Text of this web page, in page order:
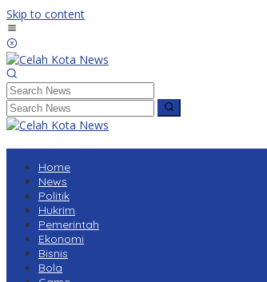
Skip to content
Home
News
Politik
Hukrim
Pemerintah
Ekonomi
Bisnis
Bola